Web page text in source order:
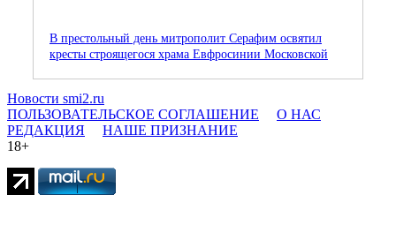
В престольный день митрополит Серафим освятил
кресты строящегося храма Евфросинии Московской
Новости smi2.ru
ПОЛЬЗОВАТЕЛЬСКОЕ СОГЛАШЕНИЕ
О НАС
РЕДАКЦИЯ
НАШЕ ПРИЗНАНИЕ
18+